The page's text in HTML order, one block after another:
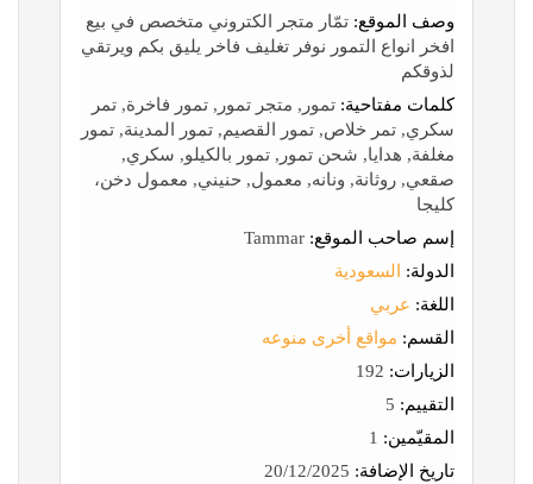
وصف الموقع: تمّار متجر الكتروني متخصص في بيع
افخر انواع التمور نوفر تغليف فاخر يليق بكم ويرتقي
لذوقكم
كلمات مفتاحية: تمور, متجر تمور, تمور فاخرة, تمر
سكري, تمر خلاص, تمور القصيم, تمور المدينة, تمور
مغلفة, هدايا, شحن تمور, تمور بالكيلو, سكري,
صقعي, روثانة, ونانه, معمول, حنيني, معمول دخن،
كليجا
إسم صاحب الموقع:
الدولة:
السعودية
اللغة: عربي
القسم: مواقع أخرى منوعه
الزيارات:
التقييم:
المقيّمين:
تاريخ الإضافة: